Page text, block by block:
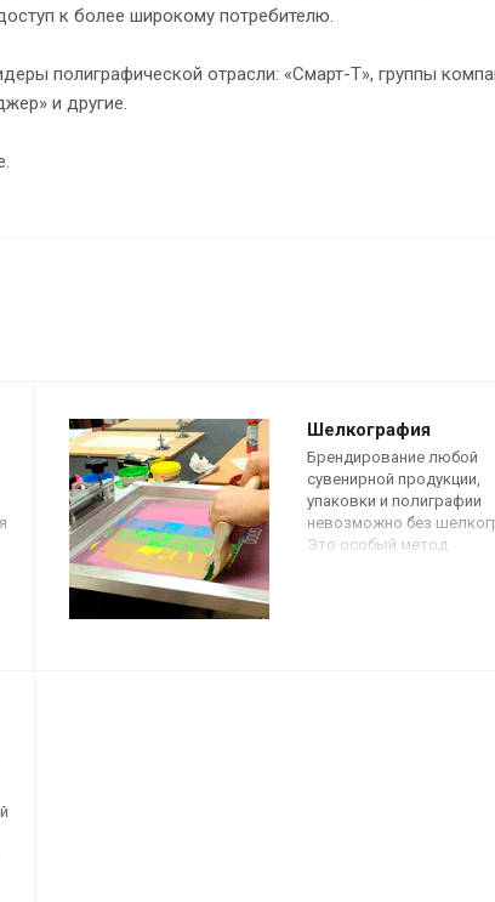
к более широкому потребителю.
полиграфической отрасли: «Смарт-Т», группы
и другие.
Шелкография
Брендирование любой
сувенирной продукции,
упаковки и полиграфии
невозможно без
Это особый метод